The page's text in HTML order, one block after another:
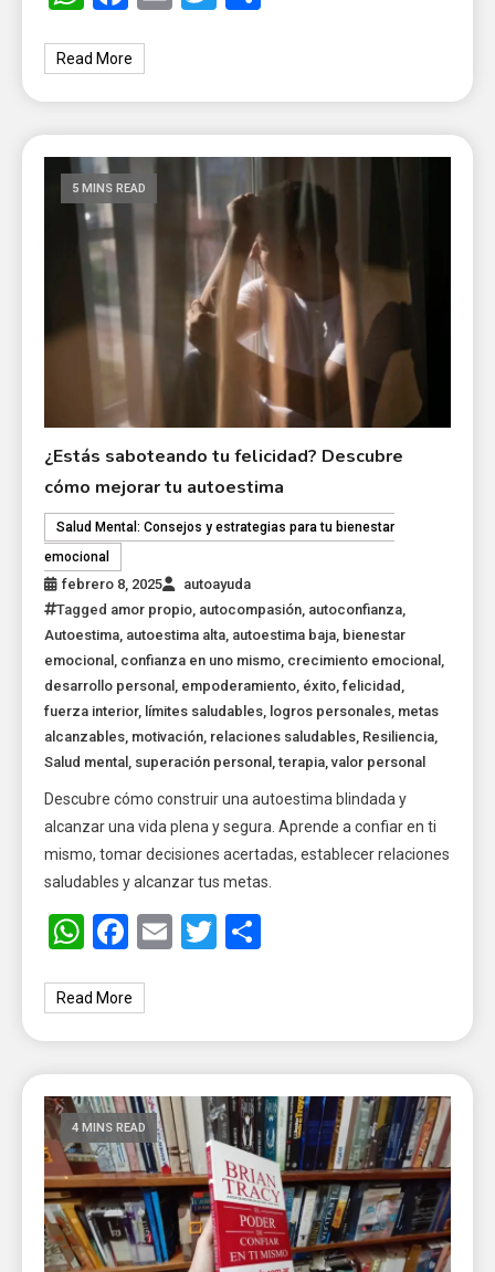
Read More
5 MINS READ
¿Estás saboteando tu felicidad? Descubre
cómo mejorar tu autoestima
Salud Mental: Consejos y estrategias para tu bienestar
emocional
febrero 8, 2025
autoayuda
Tagged amor propio, autocompasión, autoconfianza,
Autoestima, autoestima alta, autoestima baja, bienestar
emocional , confianza en uno mismo, crecimiento emocional ,
desarrollo personal , empoderamiento, éxito,felicidad ,
fuerza interior, límites saludables, logros personales, metas
alcanzables, motivación, relaciones saludables, Resiliencia,
Salud mental , superación personal ,terapia,valor personal
Descubre cómo construir una autoestima blindada y
alcanzar una vida plena y segura. Aprende a confiar en ti
mismo, tomar decisiones acertadas, establecer relaciones
saludables y alcanzar tus metas.
WhatsApp
Facebook
EmailTwitter
Read More
4 MINS READ